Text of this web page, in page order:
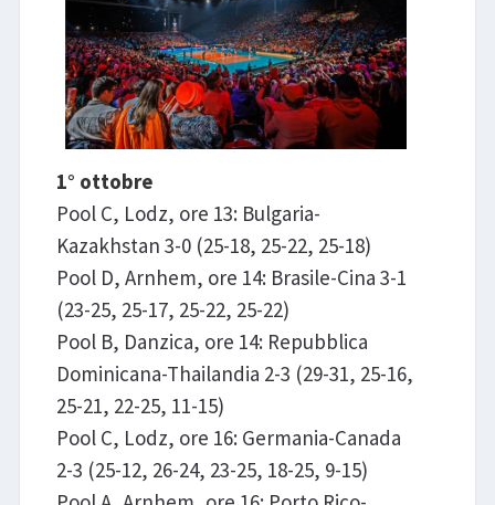
1° ottobre
Pool C, Lodz, ore 13: Bulgaria-
Kazakhstan 3-0 (25-18, 25-22, 25-18)
Pool D, Arnhem, ore 14: Brasile-Cina 3-1
(23-25, 25-17, 25-22, 25-22)
Pool B, Danzica, ore 14: Repubblica
Dominicana-Thailandia 2-3 (29-31, 25-16,
25-21, 22-25, 11-15)
Pool C, Lodz, ore 16: Germania-Canada
2-3 (25-12, 26-24, 23-25, 18-25, 9-15)